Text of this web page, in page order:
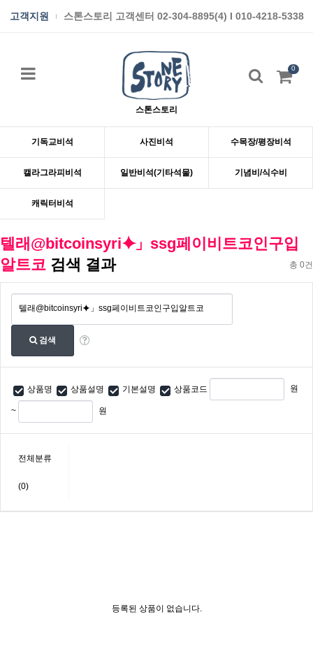
고객지원 스톤스토리 고객센터 02-304-8895(4) I 010-4218-5338
스톤스토리
0
기독교비석 사진비석 수목장/평장비석
캘라그라피비석 일반비석(기타석물) 기념비/식수비
캐릭터비석
텔래@bitcoinsyri⯌」ssg페이비트코인구입
알트코 검색 결과 총 0건
검색
상품명 상품설명 기본설명 상품코드 원
~ 원
전체분류
(0)
등록된 상품이 없습니다.